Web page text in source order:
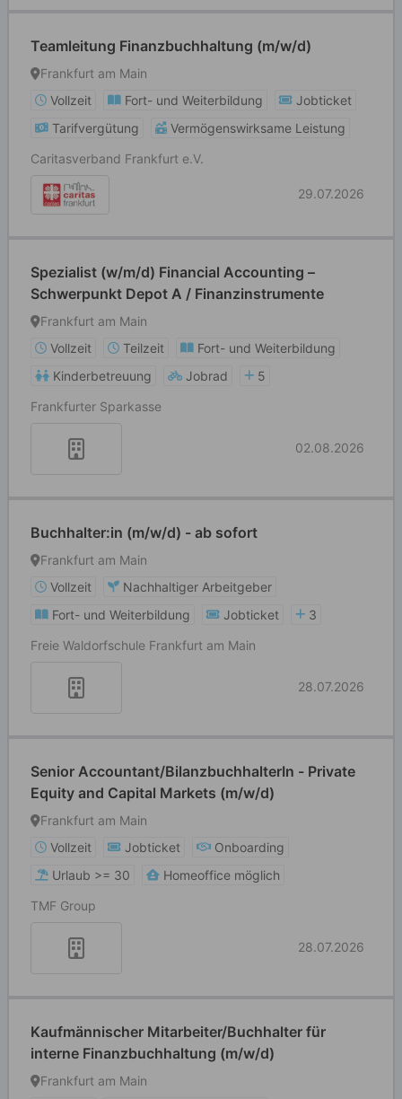
Teamleitung Finanzbuchhaltung (m/w/d)
Frankfurt am Main
Vollzeit
Fort- und Weiterbildung
Jobticket
Tarifvergütung
Vermögenswirksame Leistung
Caritasverband Frankfurt e.V.
29.07.2026
Spezialist (w/m/d) Financial Accounting –
Schwerpunkt Depot A / Finanzinstrumente
Frankfurt am Main
Vollzeit
Teilzeit
Fort- und Weiterbildung
Kinderbetreuung
Jobrad
5
Frankfurter Sparkasse
02.08.2026
Buchhalter:in (m/w/d) - ab sofort
Frankfurt am Main
Vollzeit
Nachhaltiger Arbeitgeber
Fort- und Weiterbildung
Jobticket
3
Freie Waldorfschule Frankfurt am Main
28.07.2026
Senior Accountant/BilanzbuchhalterIn - Private
Equity and Capital Markets (m/w/d)
Frankfurt am Main
Vollzeit
Jobticket
Onboarding
Urlaub >= 30
Homeoffice möglich
TMF Group
28.07.2026
Kaufmännischer Mitarbeiter/Buchhalter für
interne Finanzbuchhaltung (m/w/d)
Frankfurt am Main